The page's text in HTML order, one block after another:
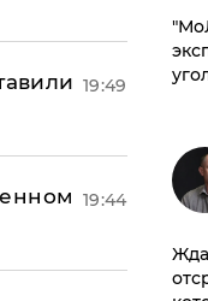
19:49
19:44